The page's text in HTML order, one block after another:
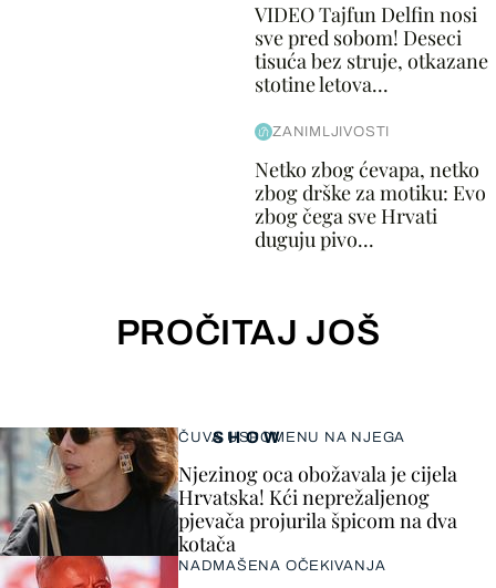
VIDEO Tajfun Delfin nosi
sve pred sobom! Deseci
tisuća bez struje, otkazane
stotine letova...
ZANIMLJIVOSTI
Netko zbog ćevapa, netko
zbog drške za motiku: Evo
zbog čega sve Hrvati
duguju pivo...
PROČITAJ JOŠ
SHOW
ČUVA USPOMENU NA NJEGA
Njezinog oca obožavala je cijela
Hrvatska! Kći neprežaljenog
pjevača projurila špicom na dva
kotača
NADMAŠENA OČEKIVANJA